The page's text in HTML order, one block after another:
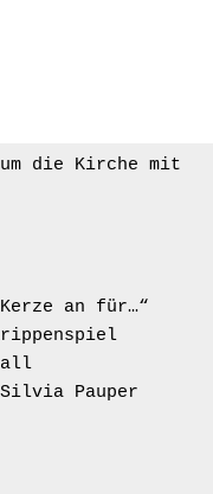
rund um die Kirche mit
Kerze an für…“
Krippenspiel
– Silvia Pauper